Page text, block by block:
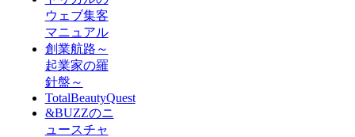
ウェブ集客
マニュアル
創業航路～
起業家の羅
針盤～
TotalBeautyQuest
&BUZZのニ
ュースチャ